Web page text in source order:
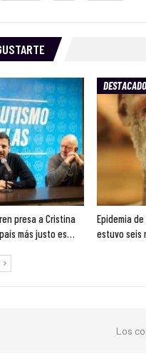
presa a Cristina
más justo es…
DESTACADO
Epidemia
estuvo seis
Los